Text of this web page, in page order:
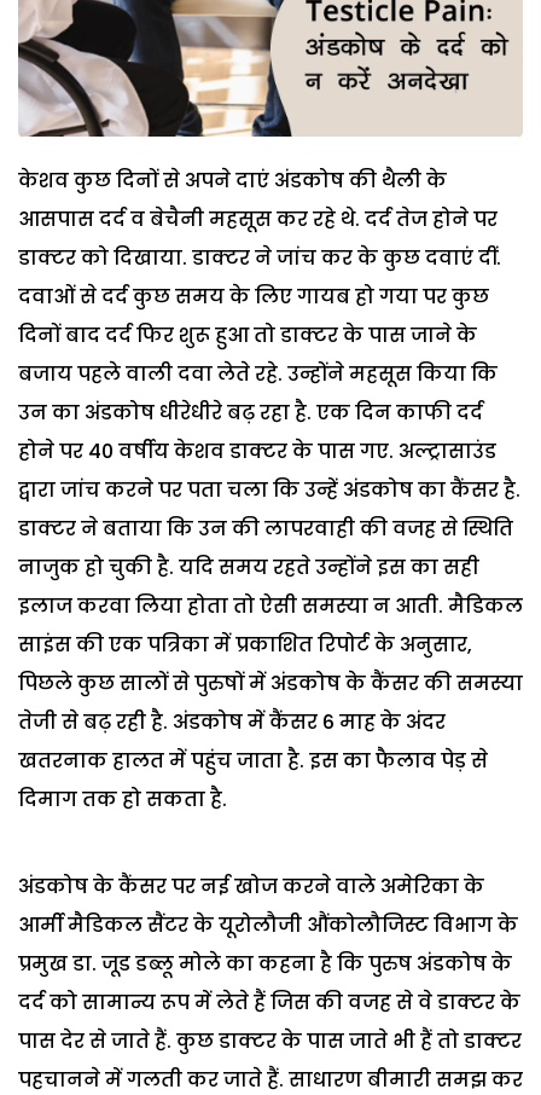
केशव कुछ दिनों से अपने दाएं अंडकोष की थैली के
आसपास दर्द व बेचैनी महसूस कर रहे थे. दर्द तेज होने पर
डाक्टर को दिखाया. डाक्टर ने जांच कर के कुछ दवाएं दीं.
दवाओं से दर्द कुछ समय के लिए गायब हो गया पर कुछ
दिनों बाद दर्द फिर शुरू हुआ तो डाक्टर के पास जाने के
बजाय पहले वाली दवा लेते रहे. उन्होंने महसूस किया कि
उन का अंडकोष धीरेधीरे बढ़ रहा है. एक दिन काफी दर्द
होने पर 40 वर्षीय केशव डाक्टर के पास गए. अल्ट्रासाउंड
द्वारा जांच करने पर पता चला कि उन्हें अंडकोष का कैंसर है.
डाक्टर ने बताया कि उन की लापरवाही की वजह से स्थिति
नाजुक हो चुकी है. यदि समय रहते उन्होंने इस का सही
इलाज करवा लिया होता तो ऐसी समस्या न आती. मैडिकल
साइंस की एक पत्रिका में प्रकाशित रिपोर्ट के अनुसार,
पिछले कुछ सालों से पुरुषों में अंडकोष के कैंसर की समस्या
तेजी से बढ़ रही है. अंडकोष में कैंसर 6 माह के अंदर
खतरनाक हालत में पहुंच जाता है. इस का फैलाव पेड़ से
दिमाग तक हो सकता है.
अंडकोष के कैंसर पर नई खोज करने वाले अमेरिका के
आर्मी मैडिकल सैंटर के यूरोलौजी औंकोलौजिस्ट विभाग के
प्रमुख डा. जूड डब्लू मोले का कहना है कि पुरुष अंडकोष के
दर्द को सामान्य रूप में लेते हैं जिस की वजह से वे डाक्टर के
पास देर से जाते हैं. कुछ डाक्टर के पास जाते भी हैं तो डाक्टर
पहचानने में गलती कर जाते हैं. साधारण बीमारी समझ कर